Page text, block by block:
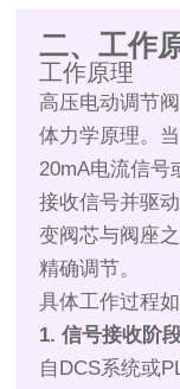
二、工作
工作原理
高压电动调节
体力学原理。
20mA电流信号
接收信号并驱
变阀芯与阀座
精确调节。
具体工作过程如
1. 信号接收阶段
自DCS系统或